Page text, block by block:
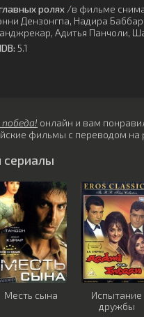
ролях /в фильме
Дензонгпа, Надира Баббар
, Адитья Панчоли,
5.1
онлайн и вам
фильмы с переводом на
сериалы
Месть сына
Испытание
дружбы